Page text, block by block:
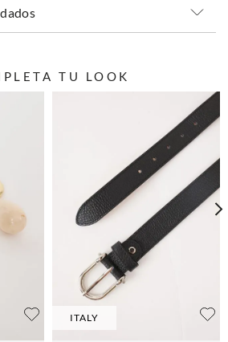
TU LOOK
ITALY